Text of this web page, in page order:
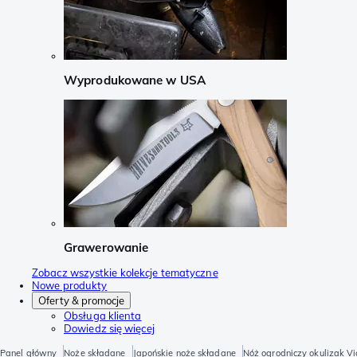
Wyprodukowane w USA
Grawerowanie
Zobacz wszystkie kolekcje tematyczne
Nowe produkty
Oferty & promocje
Obsługa klienta
Dowiedz się więcej
Panel główny Noże składane Japońskie noże składane Nóż ogrodniczy okulizak